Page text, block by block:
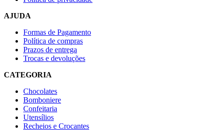
AJUDA
Formas de Pagamento
Política de compras
Prazos de entrega
Trocas e devoluções
CATEGORIA
Chocolates
Bomboniere
Confeitaria
Utensílios
Recheios e Crocantes